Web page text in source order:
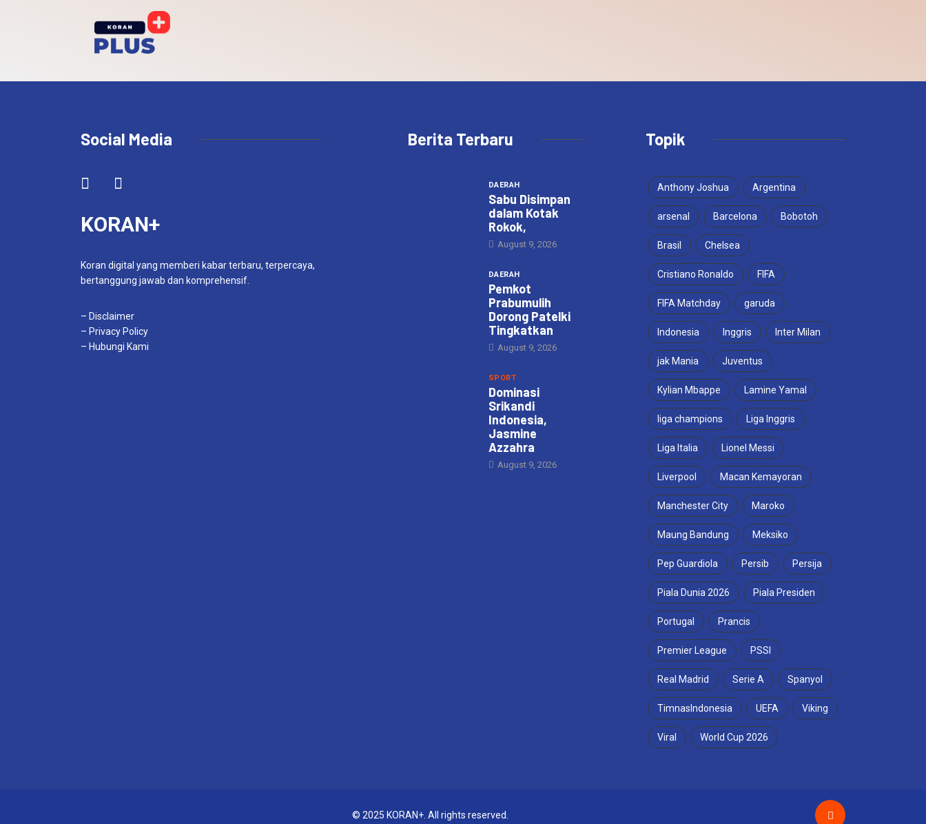
Social Media
KORAN+
Koran digital yang memberi kabar terbaru, terpercaya,
bertanggung jawab dan komprehensif.
– Disclaimer
– Privacy Policy
– Hubungi Kami
Berita Terbaru
DAERAH
Sabu Disimpan
dalam Kotak
Rokok,
August 9, 2026
DAERAH
Pemkot
Prabumulih
Dorong Patelki
Tingkatkan
August 9, 2026
SPORT
Dominasi
Srikandi
Indonesia,
Jasmine
Azzahra
August 9, 2026
Topik
Anthony Joshua Argentina
arsenal Barcelona Bobotoh
Brasil Chelsea
Cristiano Ronaldo FIFA
FIFA Matchday garuda
Indonesia Inggris Inter Milan
jak Mania Juventus
Kylian Mbappe Lamine Yamal
liga champions Liga Inggris
Liga Italia Lionel Messi
Liverpool Macan Kemayoran
Manchester City Maroko
Maung Bandung Meksiko
Pep Guardiola Persib Persija
Piala Dunia 2026 Piala Presiden
Portugal Prancis
Premier League PSSI
Real Madrid Serie A Spanyol
TimnasIndonesia UEFA Viking
Viral World Cup 2026
© 2025 KORAN+. All rights reserved.